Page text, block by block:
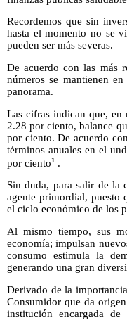
Recordemos que sin
hasta el momento no se
pueden ser más severas.
De acuerdo con las más
números se mantienen
panorama.
Las cifras indican que,
2.28 por ciento, balance
por ciento. De acuerdo
términos anuales en el
por ciento1 .
Sin duda, para salir de la
agente primordial, puesto
el ciclo económico de los
Al mismo tiempo, sus
economía; impulsan
consumo estimula la
generando una gran
Derivado de la
Consumidor que da
institución encargada